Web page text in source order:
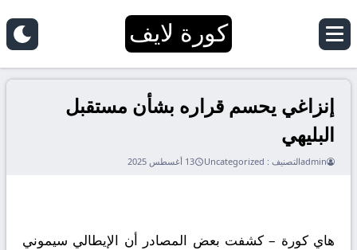
كورة لايف
إنزاغي يحسم قراره بشأن مستقبل
البليهي
adminالتصنيف : Uncategorized 13 أغسطس 2025
هاي كورة – كشفت بعض المصادر أن الإيطالي سيموني